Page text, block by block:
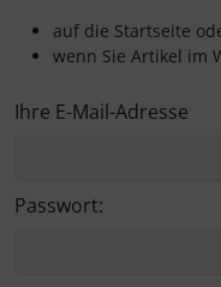
auf die Startseite
wenn Sie Artikel im
Ihre E-Mail-Adresse
Passwort:
Liguster
Wildhecke / gemischte
Wehrhafte Hecken
Immergrün / Vinca